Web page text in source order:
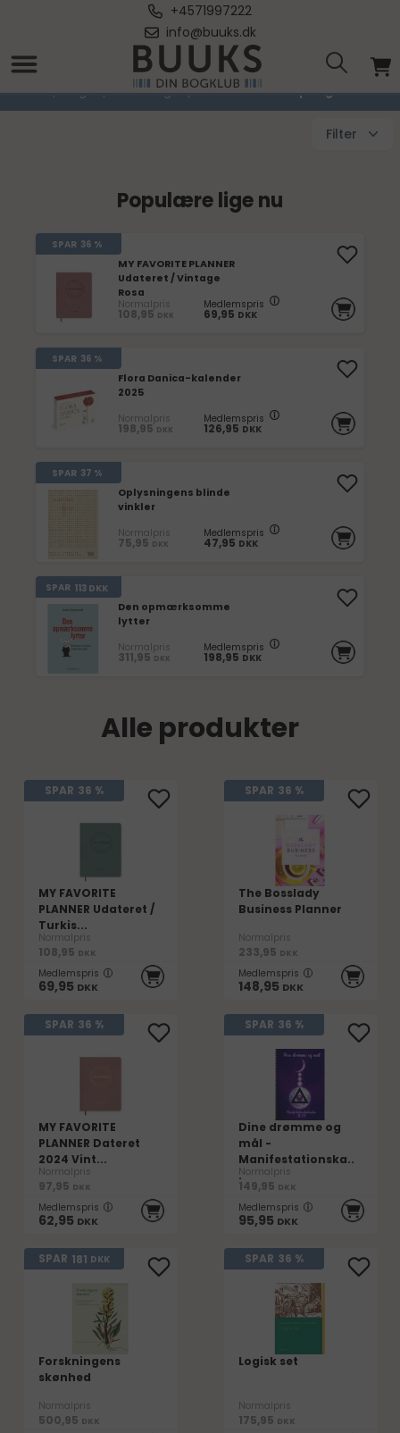
+4571997222
info@buuks.dk
Information & Opslagsværker
Forside / Bøger / Studiebøger / Information & Opslagsværker
Filter
Populære lige nu
SPAR 36 %
MY FAVORITE PLANNER
Udateret / Vintage
Rosa
Normalpris
108,95 DKK
Medlemspris
69,95 DKK
SPAR 36 %
Flora Danica-kalender
2025
Normalpris
198,95 DKK
Medlemspris
126,95 DKK
SPAR 37 %
Oplysningens blinde
vinkler
Normalpris
75,95 DKK
Medlemspris
47,95 DKK
SPAR 113 DKK
Den opmærksomme
lytter
Normalpris
311,95 DKK
Medlemspris
198,95 DKK
Alle produkter
SPAR 36 %
MY FAVORITE
PLANNER Udateret /
Turkis...
Normalpris
108,95 DKK
Medlemspris
69,95 DKK
SPAR 36 %
The Bosslady
Business Planner
Normalpris
233,95 DKK
Medlemspris
148,95 DKK
SPAR 36 %
MY FAVORITE
PLANNER Dateret
2024 Vint...
Normalpris
97,95 DKK
Medlemspris
62,95 DKK
SPAR 36 %
Dine drømme og
mål -
Manifestationska..
.Normalpris
149,95 DKK
Medlemspris
95,95 DKK
SPAR 181 DKK
Forskningens
skønhed
Normalpris
500,95 DKK
SPAR 36 %
Logisk set
Normalpris
175,95 DKK